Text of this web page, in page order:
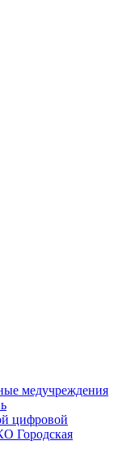
медучреждения
цифровой
Городская